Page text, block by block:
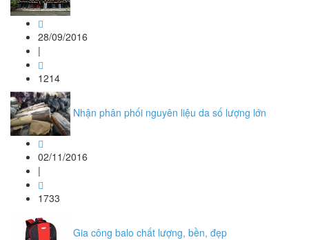
28/09/2016
|
1214
Nhận phân phối nguyên liệu da số lượng lớn
02/11/2016
|
1733
Gia công balo chất lượng, bền, đẹp